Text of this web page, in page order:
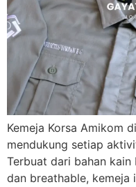
Kemeja Korsa Amikom
mendukung setiap
Terbuat dari bahan
dan breathable, kemeja